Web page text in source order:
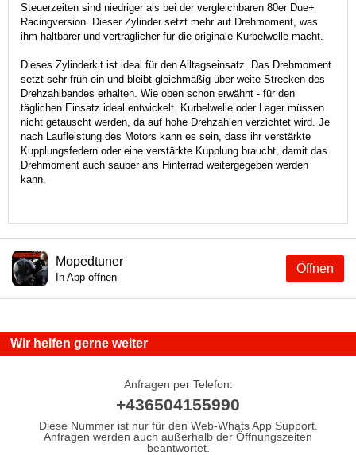
Steuerzeiten sind niedriger als bei der vergleichbaren 80er Due+
Racingversion. Dieser Zylinder setzt mehr auf Drehmoment, was
ihm haltbarer und verträglicher für die originale Kurbelwelle macht.
Dieses Zylinderkit ist ideal für den Alltagseinsatz. Das Drehmoment
setzt sehr früh ein und bleibt gleichmäßig über weite Strecken des
Drehzahlbandes erhalten. Wie oben schon erwähnt - für den
täglichen Einsatz ideal entwickelt. Kurbelwelle oder Lager müssen
nicht getauscht werden, da auf hohe Drehzahlen verzichtet wird. Je
nach Laufleistung des Motors kann es sein, dass ihr verstärkte
Kupplungsfedern oder eine verstärkte Kupplung braucht, damit das
Drehmoment auch sauber ans Hinterrad weitergegeben werden
kann.
Öffnen
Mopedtuner
In App öffnen
Wir helfen gerne weiter
Anfragen per Telefon:
+436504155990
Diese Nummer ist nur für den Web-Whats App Support.
Anfragen werden auch außerhalb der Öffnungszeiten
beantwortet.